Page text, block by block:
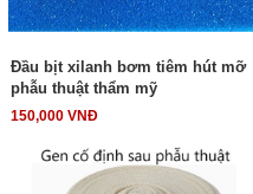
Đầu bịt xilanh bơm tiêm hút mỡ
phẫu thuật thẩm mỹ
150,000 VNĐ